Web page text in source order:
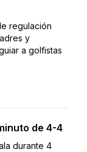
regulación
y
a golfistas
de 4-4
durante 4